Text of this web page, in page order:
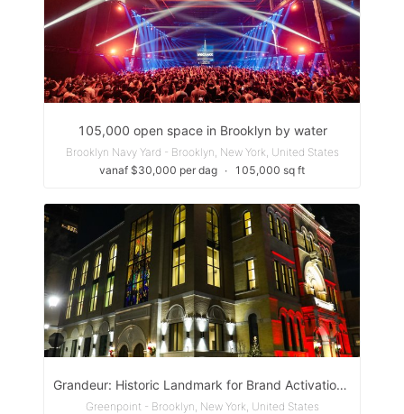
105,000 open space in Brooklyn by water
Brooklyn Navy Yard - Brooklyn, New York, United States
vanaf $30,000 per dag ∙ 105,000 sq ft
Grandeur: Historic Landmark for Brand Activation & Opera & Imagination
Greenpoint - Brooklyn, New York, United States